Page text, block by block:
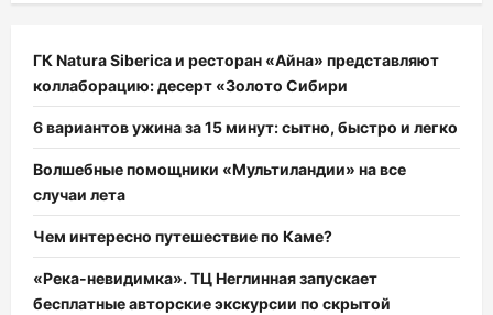
ГК Natura Siberica и ресторан «Айна» представляют
коллаборацию: десерт «Золото Сибири
6 вариантов ужина за 15 минут: сытно, быстро и легко
Волшебные помощники «Мультиландии» на все
случаи лета
Чем интересно путешествие по Каме?
«Река-невидимка». ТЦ Неглинная запускает
бесплатные авторские экскурсии по скрытой